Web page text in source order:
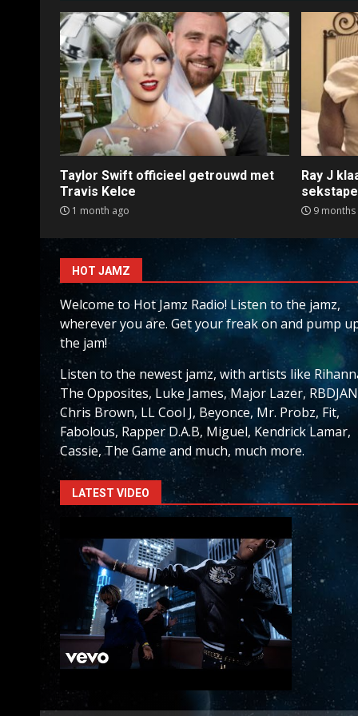
Taylor Swift officieel getrouwd met
Travis Kelce
1 month ago
Ray J
sekstape
9 months
HOT JAMZ
Welcome to Hot Jamz Radio! Listen to the jamz,
wherever you are. Get your freak on and pump
the jam!
Listen to the newest jamz, with artists like
The Opposites, Luke James, Major Lazer,
Chris Brown, LL Cool J, Beyonce, Mr. Probz, Fit,
Fabolous, Rapper D.A.B, Miguel, Kendrick Lamar,
Cassie, The Game and much, much more.
LATEST VIDEO